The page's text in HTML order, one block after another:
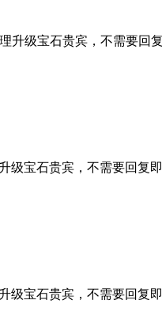
升级宝石贵宾，不需要回
级宝石贵宾，不需要回复即
级宝石贵宾，不需要回复即